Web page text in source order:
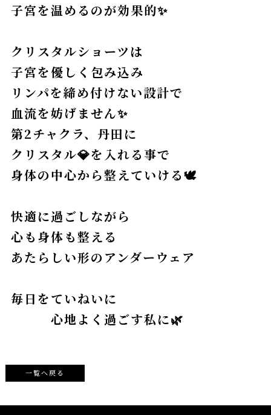
子宮を温めるのが効果的✨
クリスタルショーツは
子宮を優しく包み込み
リンパを締め付けない設計で
血流を妨げません✨
第2チャクラ、丹田に
クリスタル💎を入れる事で
身体の中心から整えていける🕊
快適に過ごしながら
心も身体も整える
あたらしい形のアンダーウェア
毎日をていねいに
心地よく過ごす私に🌿
一覧へ戻る